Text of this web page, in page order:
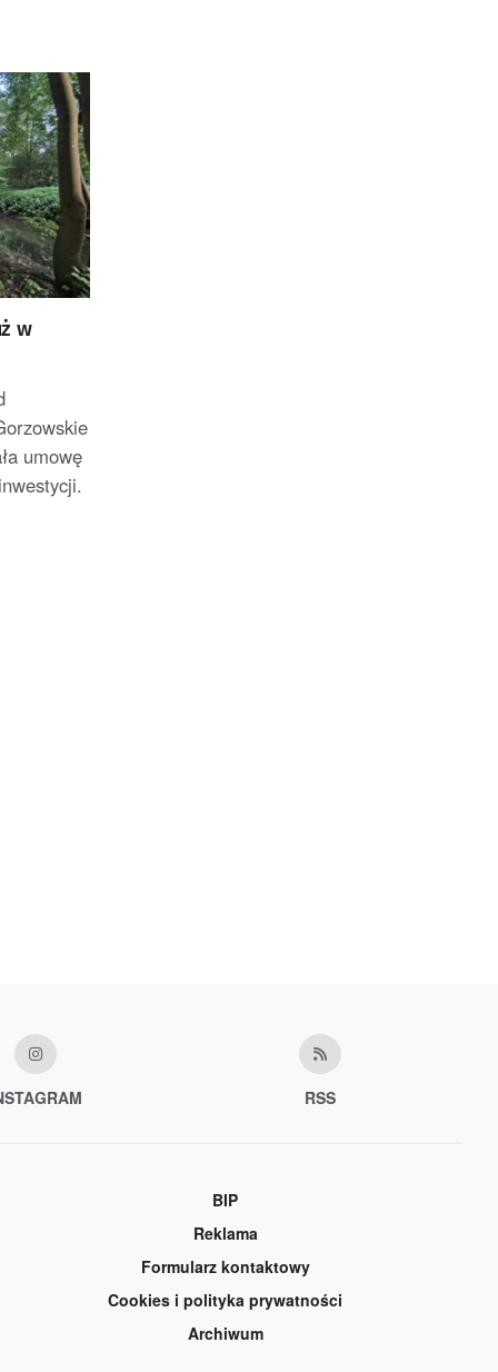
w
umowę
RSS
BIP
Reklama
Formularz kontaktowy
Cookies i polityka prywatności
Archiwum